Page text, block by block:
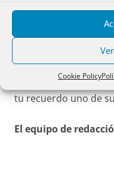
Cookie Policy
queda su
generosidad
Descansa en paz,
seguirán vivas en
tu recuerdo uno de
El equipo de